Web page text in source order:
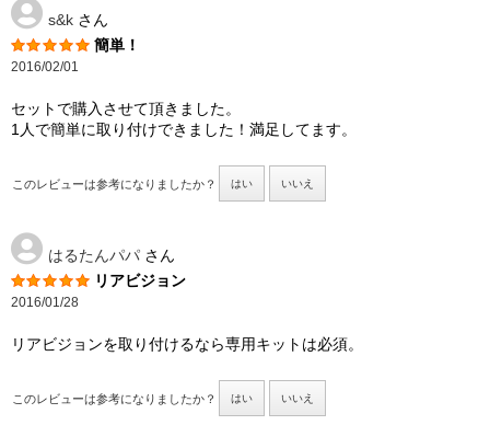
s&k さん
簡単！
2016/02/01
セットで購入させて頂きました。
1人で簡単に取り付けできました！満足してます。
このレビューは参考になりましたか？ はい いいえ
はるたんパパ さん
リアビジョン
2016/01/28
リアビジョンを取り付けるなら専用キットは必須。
このレビューは参考になりましたか？ はい いいえ